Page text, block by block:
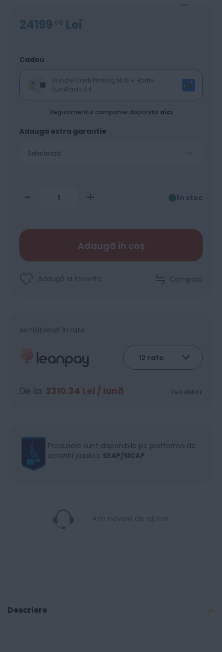
24199 00 Lei
Cadou
Bundle Casti Printing Mall + Hartie
EuroBasic A4
Regulamentul campaniei disponibil aici
Adauga extra garantie
Selectează
- + în stoc
Adaugă în coș
Adaugă la favorite Compară
Achiziționat în rate
De la: 2310.34 Lei / lună Vezi detalii
Produsele sunt disponibile pe platforma de
achizitii publice SEAP/SICAP
Am nevoie de ajutor
Descriere